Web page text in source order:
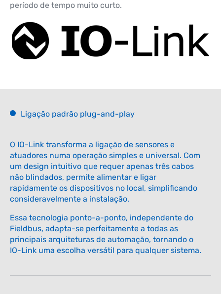
período de tempo muito curto.
Ligação padrão plug-and-play
O IO-Link transforma a ligação de sensores e
atuadores numa operação simples e universal. Com
um design intuitivo que requer apenas três cabos
não blindados, permite alimentar e ligar
rapidamente os dispositivos no local, simplificando
consideravelmente a instalação.
Essa tecnologia ponto-a-ponto, independente do
Fieldbus, adapta-se perfeitamente a todas as
principais arquiteturas de automação, tornando o
IO-Link uma escolha versátil para qualquer sistema.